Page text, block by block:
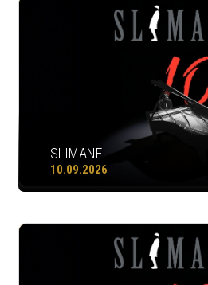
SLIMANE
10.09.2026